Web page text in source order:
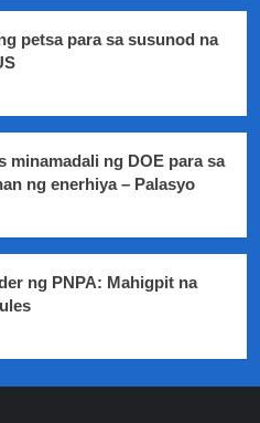
petsa para sa susunod na
minamadali ng DOE para sa
ng enerhiya – Palasyo
ng PNPA: Mahigpit na